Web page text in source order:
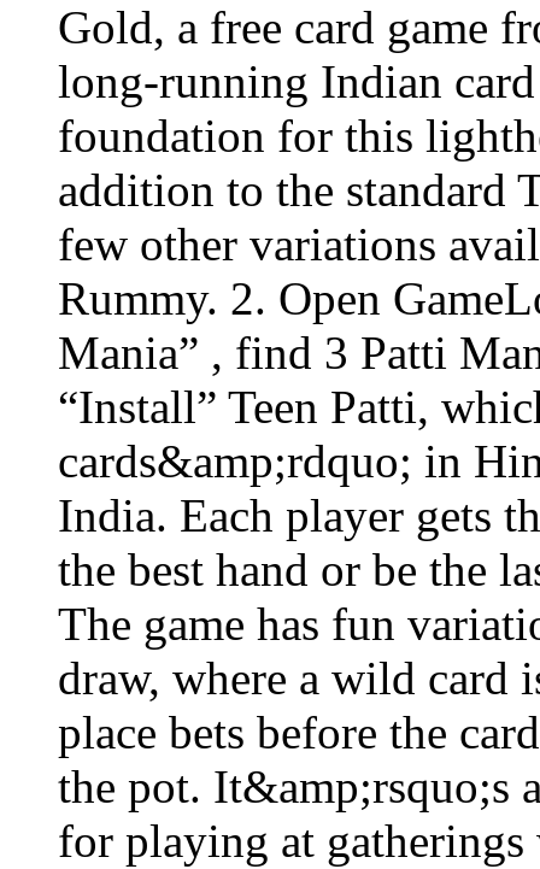
Gold, a free card game
long-running Indian card
foundation for this
addition to the standard
few other variations
Rummy. 2. Open
Mania” , find 3 Patti
“Install” Teen Patti,
cards&amp;rdquo; in
India. Each player gets
the best hand or be the
The game has fun
draw, where a wild card
place bets before the
the pot. It&amp;rsquo;s
for playing at